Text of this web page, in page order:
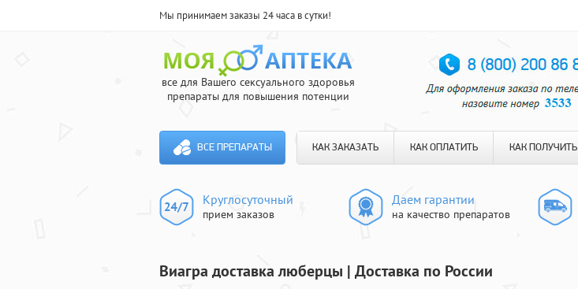
Мы принимаем заказы 24 часа в сутки!
все для Вашего сексуального здоровья
препараты для повышения потенции
ВСЕ ПРЕПАРАТЫ КАК ЗАКАЗАТЬ КАК ОПЛАТИТЬ КАК ПОЛУЧИТЬ
Круглосуточный
прием заказов
Даем гарантии
на качество препаратов
Виагра доставка люберцы | Доставка по России